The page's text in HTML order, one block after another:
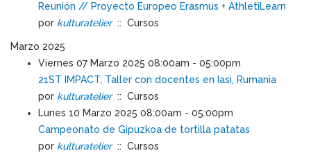
Reunión // Proyecto Europeo Erasmus + AthletiLearn
por kulturatelier:: Cursos
Marzo 2025
Viernes 07 Marzo 2025 08:00am - 05:00pm
21ST IMPACT; Taller con docentes en Iasi, Rumania
por kulturatelier:: Cursos
Lunes 10 Marzo 2025 08:00am - 05:00pm
Campeonato de Gipuzkoa de tortilla patatas
por kulturatelier:: Cursos